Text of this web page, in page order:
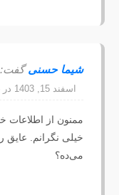
شیما حسنی گفت:
اسفند 15, 1403 در 6:46 ب.ظ
می‌ده؟